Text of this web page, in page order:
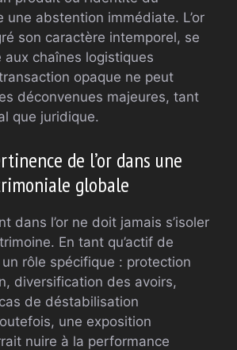
une abstention immédiate. L’or
son caractère intemporel, se
aux chaînes logistiques
opaque ne peut
déconvenues majeures, tant
que juridique.
de l’or dans une
globale
dans l’or ne doit jamais s’isoler
En tant qu’actif de
rôle spécifique : protection
diversification des avoirs,
de déstabilisation
une exposition
nuire à la performance